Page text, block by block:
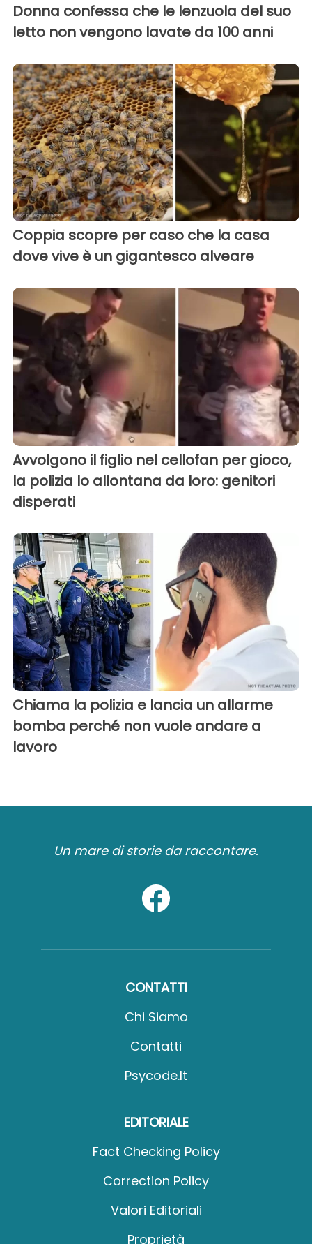
Donna confessa che le lenzuola del suo
letto non vengono lavate da 100 anni
Coppia scopre per caso che la casa
dove vive è un gigantesco alveare
Avvolgono il figlio nel cellofan per gioco,
la polizia lo allontana da loro: genitori
disperati
Chiama la polizia e lancia un allarme
bomba perché non vuole andare a
lavoro
Un mare di storie da raccontare.
CONTATTI
Chi Siamo
Contatti
Psycode.it
EDITORIALE
Fact Checking Policy
Correction Policy
Valori Editoriali
Proprietà